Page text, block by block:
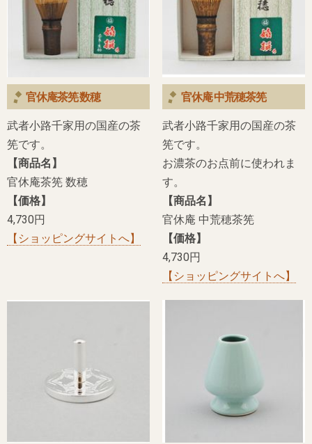
官休庵茶筅 数穂
武者小路千家用の国産の茶
筅です。
【商品名】
官休庵茶筅 数穂
【価格】
4,730円
【ショッピングサイトへ】
官休庵 中荒穂茶筅
武者小路千家用の国産の茶
筅です。
お濃茶のお点前に使われま
す。
【商品名】
官休庵 中荒穂茶筅
【価格】
4,730円
【ショッピングサイトへ】